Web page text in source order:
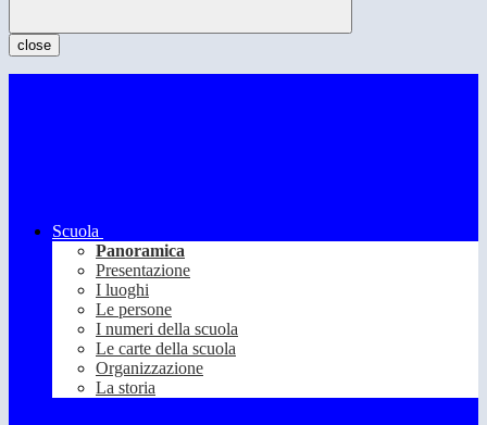
close
Scuola
Panoramica
Presentazione
I luoghi
Le persone
I numeri della scuola
Le carte della scuola
Organizzazione
La storia